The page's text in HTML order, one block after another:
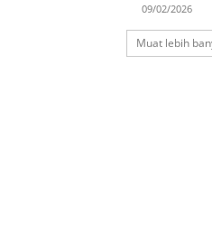
09/02/2026
Muat lebih